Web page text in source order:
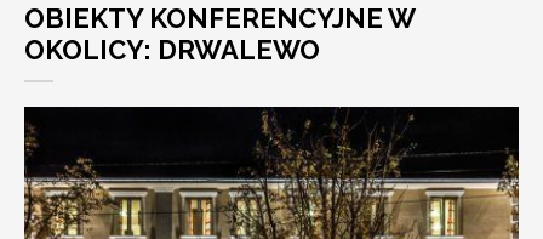
OBIEKTY KONFERENCYJNE W
OKOLICY: DRWALEWO